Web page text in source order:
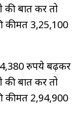
की बात करें तो
कीमत ₹3,25,100
रुपये बढ़कर
की बात करें तो
कीमत ₹2,94,900